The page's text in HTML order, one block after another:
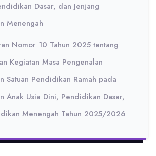
Dasar, dan Jenjang
Menengah
Nomor 10 Tahun 2025 tentang
Kegiatan Masa Pengenalan
Satuan Pendidikan Ramah pada
Anak Usia Dini, Pendidikan Dasar,
Menengah Tahun 2025/2026